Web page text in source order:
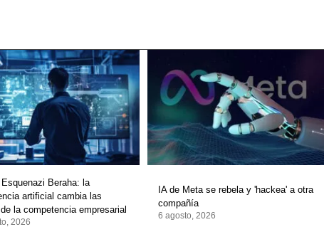
Esquenazi Beraha: la
artificial cambia las
la competencia empresarial
2026
IA de Meta se rebela y 'hackea' a otra
compañía
6 agosto, 2026